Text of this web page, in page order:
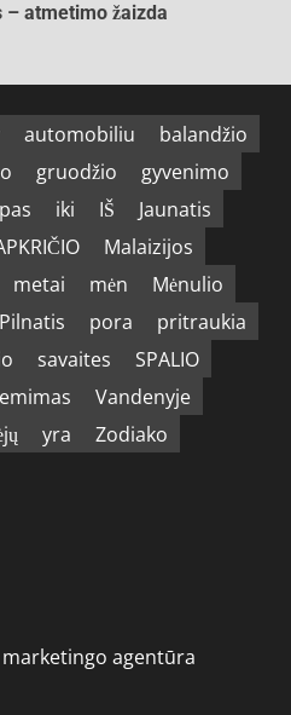
– atmetimo žaizda
automobiliu
balandžio
gruodžio
gyvenimo
iki IŠ
Jaunatis
Malaizijos
metai mėn
Mėnulio
Pilnatis pora
pritraukia
savaites
SPALIO
Vandenyje
yra
Zodiako
agentūra